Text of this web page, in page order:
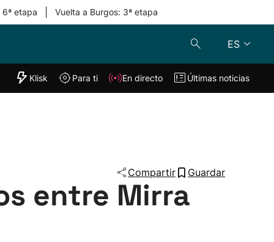
6ª etapa Vuelta a Burgos: 3ª etapa
ES
"Helmuga"
Klisk En directo
Klisk Para ti En directo Últimas noticias
Compartir Guardar
entre Mirra